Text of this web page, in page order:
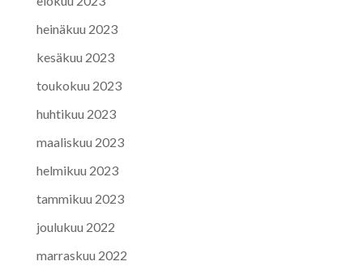
heinäkuu 2023
kesäkuu 2023
toukokuu 2023
huhtikuu 2023
maaliskuu 2023
helmikuu 2023
tammikuu 2023
joulukuu 2022
marraskuu 2022